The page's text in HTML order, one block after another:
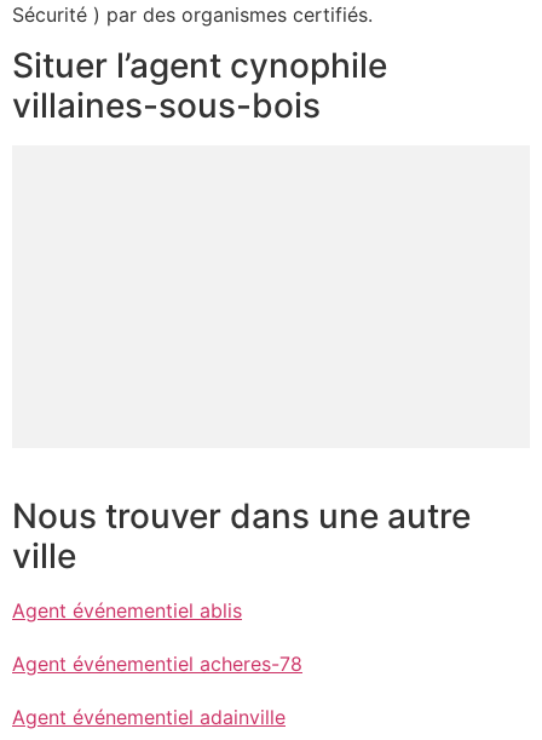
Sécurité ) par des organismes certifiés.
Situer l’agent cynophile
villaines-sous-bois
Nous trouver dans une autre
ville
Agent événementiel ablis
Agent événementiel acheres-78
Agent événementiel adainville